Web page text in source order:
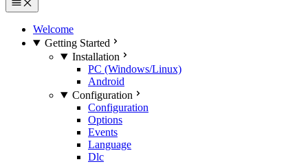
Welcome
Getting Started
Installation
PC (Windows/Linux)
Android
Configuration
Configuration
Options
Events
Language
Dlc